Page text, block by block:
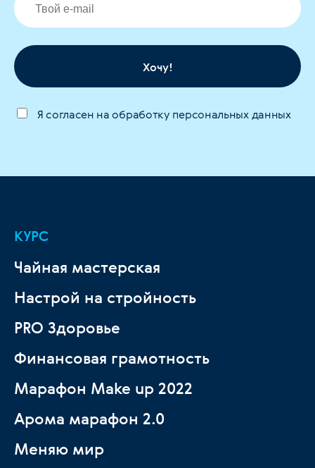
Хочу!
Я согласен на обработку персональных данных
КУРС
Чайная мастерская
Настрой на стройность
PRO Здоровье
Финансовая грамотность
Марафон Make up 2022
Арома марафон 2.0
Меняю мир